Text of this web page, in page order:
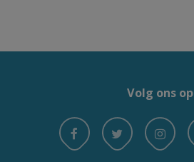
Volg ons op